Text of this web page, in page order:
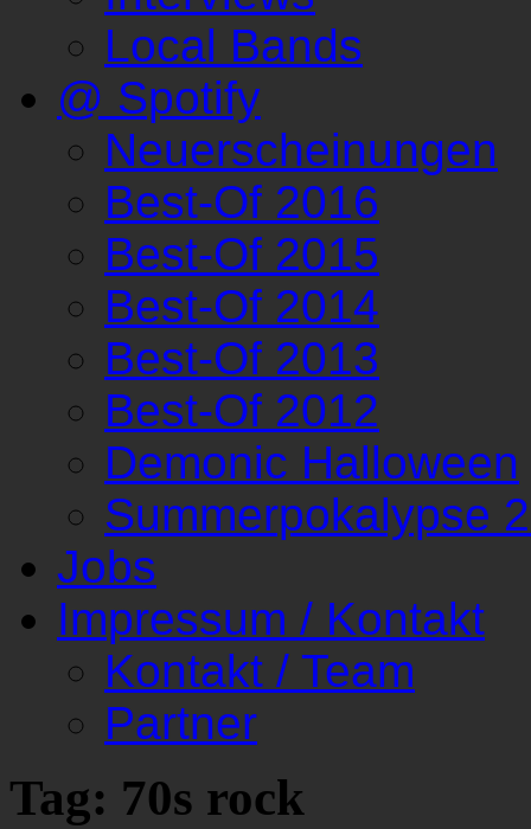
Local Bands
@ Spotify
Neuerscheinungen
Best-Of 2016
Best-Of 2015
Best-Of 2014
Best-Of 2013
Best-Of 2012
Demonic Halloween
Summerpokalypse
Jobs
Impressum / Kontakt
Kontakt / Team
Partner
Tag: 70s rock